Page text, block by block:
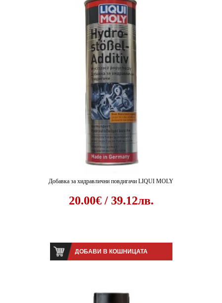
Добавка за хидравлични повдигачи LIQUI MOLY
20.00€ / 39.12лв.
ДОБАВИ В КОШНИЦАТА